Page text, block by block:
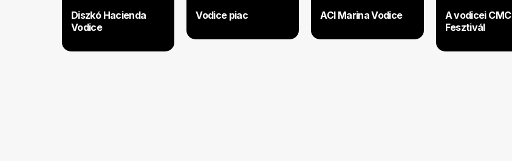
Diszkó Hacienda
Vodice
Vodice piac ACI Marina Vodice
A vodicei CMC
Fesztivál